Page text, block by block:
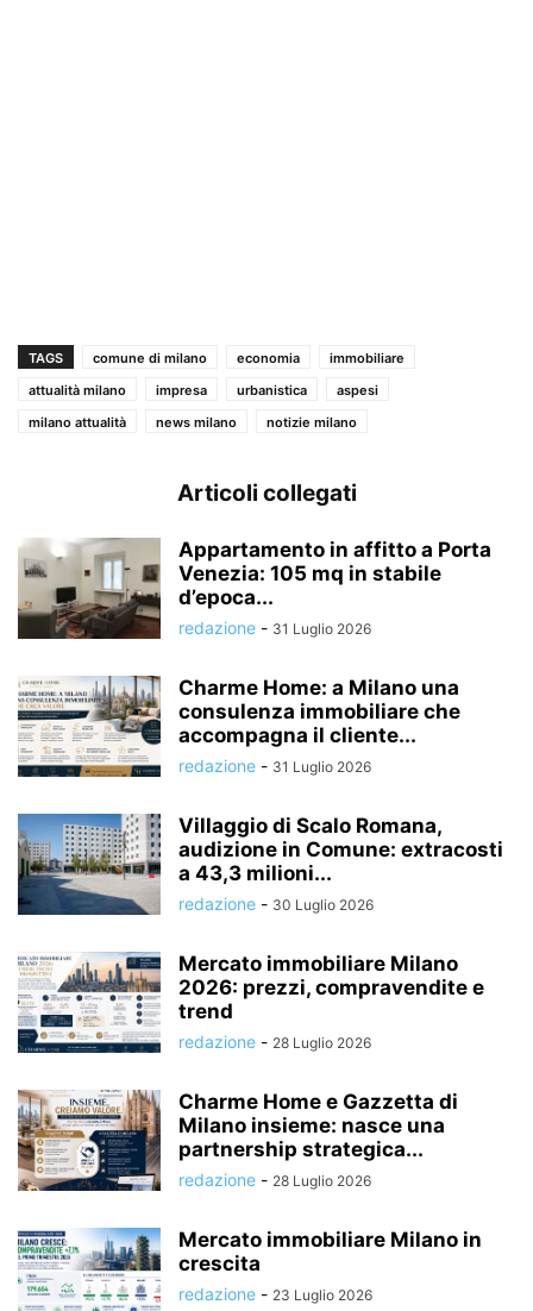
TAGS comune di milano economia
immobiliare
attualità milano
impresa urbanistica
aspesi
milano attualità
news milano notizie milano
Articoli collegati
Appartamento in affitto a Porta
Venezia: 105 mq in stabile
d’epoca...
redazione - 31 Luglio 2026
Charme Home: a Milano una
consulenza immobiliare che
accompagna il cliente...
redazione - 31 Luglio 2026
Villaggio di Scalo Romana,
audizione in Comune: extracosti
a 43,3 milioni...
redazione - 30 Luglio 2026
Mercato immobiliare Milano
2026: prezzi, compravendite e
trend
redazione - 28 Luglio 2026
Charme Home e Gazzetta di
Milano insieme: nasce una
partnership strategica...
redazione - 28 Luglio 2026
Mercato immobiliare Milano in
crescita
redazione - 23 Luglio 2026